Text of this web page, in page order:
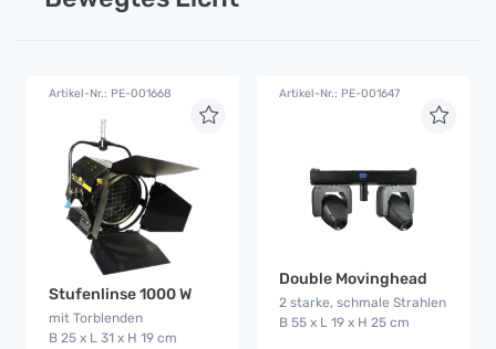
Artikel-Nr.: PE-001668
Stufenlinse 1000 W
mit Torblenden
B 25 x L 31 x H 19 cm
Artikel-Nr.: PE-001647
Double Movinghead
2 starke, schmale Strahlen
B 55 x L 19 x H 25 cm